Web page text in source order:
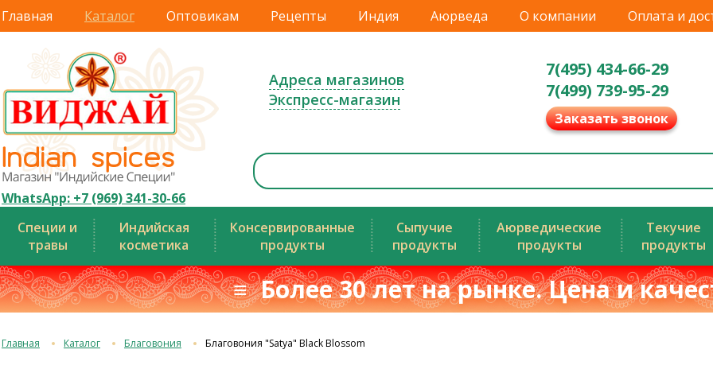
Главная Каталог Оптовикам Рецепты Индия Аюрведа О компании Оплата и
WhatsApp: +7 (969) 341-30-66
Адреса магазинов
Экспресс-магазин
7(495) 434-66-29
7(499) 739-95-29
Заказать звонок
Специи и
травы
Индийская
косметика
Консервированные
продукты
Сыпучие
продукты
Аюрведические
продукты
Текучие
продукты
≡ Более 30 лет на рынке. Цена и
Главная Каталог Благовония Благовония "Satya" Black Blossom